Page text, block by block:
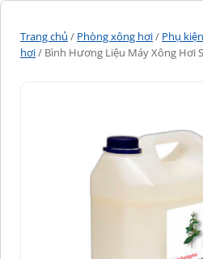
Trang chủ / Phòng xông hơi/ Phụ
hơi/ Bình Hương Liệu Máy Xông Hơi